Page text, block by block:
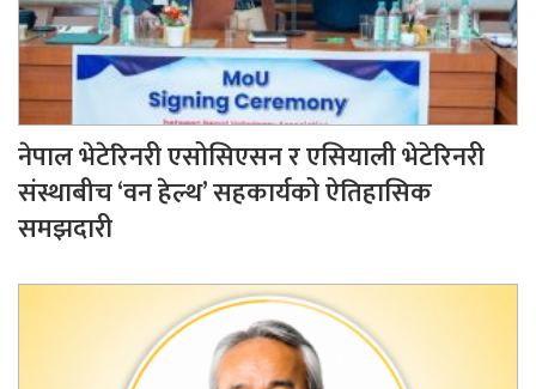
नेपाल भेटेरिनरी एसोसिएसन र एसियाली भेटेरिनरी
संस्थाबीच ‘वन हेल्थ’ सहकार्यको ऐतिहासिक
समझदारी